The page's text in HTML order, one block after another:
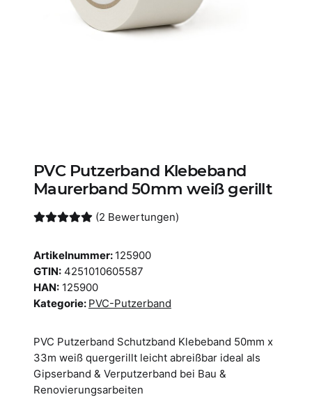
PVC Putzerband Klebeband
Maurerband 50mm weiß gerillt
(2 Bewertungen)
Artikelnummer: 125900
GTIN: 4251010605587
HAN: 125900
Kategorie: PVC-Putzerband
PVC Putzerband Schutzband Klebeband 50mm x
33m weiß quergerillt leicht abreißbar ideal als
Gipserband & Verputzerband bei Bau &
Renovierungsarbeiten